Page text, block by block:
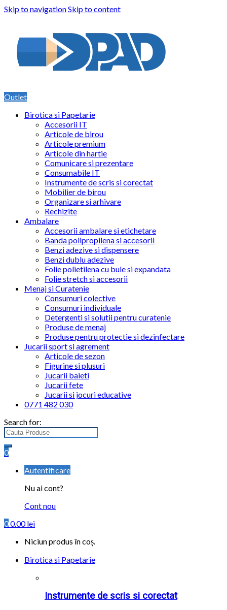
Skip to navigationSkip to content
Outlet
Birotica si Papetarie
Accesorii IT
Articole de birou
Articole premium
Articole din hartie
Comunicare si prezentare
Consumabile IT
Instrumente de scris si corectat
Mobilier de birou
Organizare si arhivare
Rechizite
Ambalare
Accesorii ambalare si etichetare
Banda polipropilena si accesorii
Benzi adezive si dispensere
Benzi dublu adezive
Folie polietilena cu bule si expandata
Folie stretch si accesorii
Menaj si Curatenie
Consumuri colective
Consumuri individuale
Detergenti si solutii pentru curatenie
Produse de menaj
Produse pentru protectie si dezinfectare
Jucarii sport si agrement
Articole de sezon
Figurine si plusuri
Jucarii baieti
Jucarii fete
Jucarii si jocuri educative
0771 482 030
Search for:
0
Autentificare
Nu ai cont?
Cont nou
00.00lei
Niciun produs în coș.
Birotica si Papetarie
Instrumente de scris si corectat